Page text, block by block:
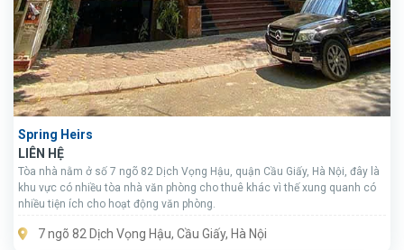
Spring Heirs
LIÊN HỆ
Tòa nhà nằm ở số 7 ngõ 82 Dịch Vọng Hậu, quận Cầu Giấy, Hà Nội, đây là
khu vực có nhiều tòa nhà văn phòng cho thuê khác vì thế xung quanh có
nhiều tiện ích cho hoạt động văn phòng.
7 ngõ 82 Dịch Vọng Hậu, Cầu Giấy, Hà Nội